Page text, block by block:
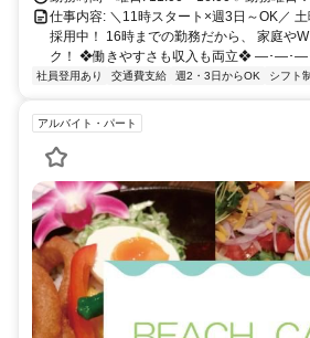
仕事内容: ＼11時スタート×週3日～OK／
採用中！ 16時までの勤務だから、 家庭や
ク！ ❖働きやすさも収入も両立❖ ―･―
社員登用あり 交通費支給 週2・3日からOK シフト制
アルバイト・パート